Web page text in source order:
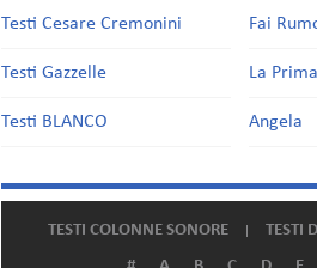
Testi Cesare Cremonini
Testi Gazzelle
Testi BLANCO
Fai
La
Angela
TESTI COLONNE SONORE TESTI